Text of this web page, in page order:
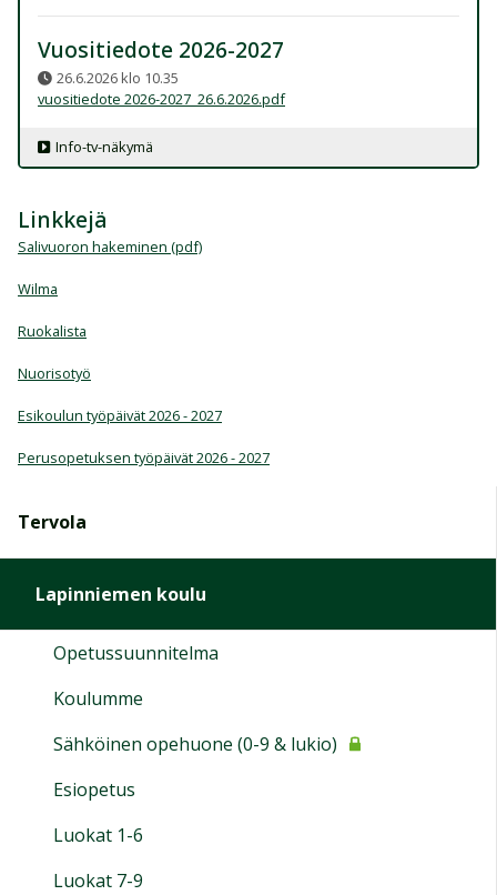
Vuositiedote 2026-2027
26.6.2026 klo 10.35
vuositiedote 2026-2027_26.6.2026.pdf
Info-tv-näkymä
Linkkejä
Salivuoron hakeminen (pdf)
Wilma
Ruokalista
Nuorisotyö
Esikoulun työpäivät 2026 - 2027
Perusopetuksen työpäivät 2026 - 2027
Tervola
Lapinniemen koulu
Opetussuunnitelma
Koulumme
Sähköinen opehuone (0-9 & lukio)
Esiopetus
Luokat 1-6
Luokat 7-9